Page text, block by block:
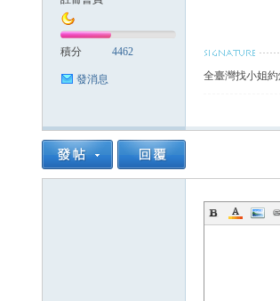
積分 4462
發消息 全臺灣找小姐